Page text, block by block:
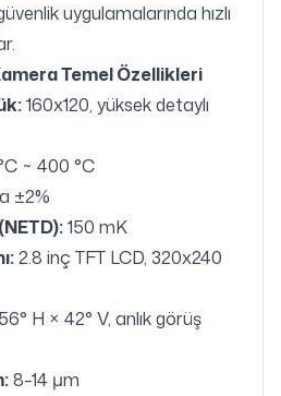
uygulamalarında hızlı
Temel Özellikleri
160x120, yüksek detaylı
~ 400 °C
±2%
150 mK
2.8 inç TFT LCD, 320x240
56° H × 42° V, anlık görüş
8–14 μm